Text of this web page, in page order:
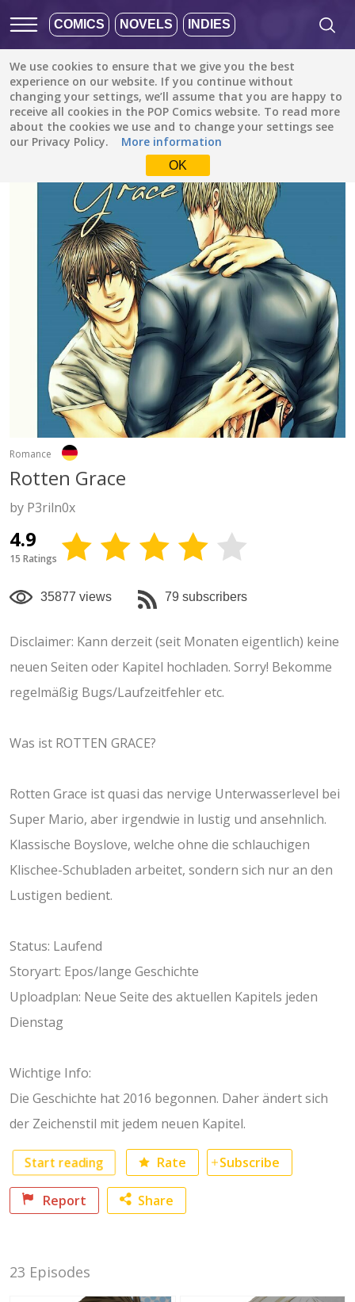
COMICS NOVELS INDIES
We use cookies to ensure that we give you the best
experience on our website. If you continue without
changing your settings, we’ll assume that you are happy to
receive all cookies in the POP Comics website. To read more
about the cookies we use and to change your settings see
our Privacy Policy.
More information
OK
All stories / Romance / Rotten Grace
Romance
Rotten Grace
by P3riln0x
4.9
15 Ratings
35877 views 79 subscribers
Disclaimer: Kann derzeit (seit Monaten eigentlich) keine
neuen Seiten oder Kapitel hochladen. Sorry! Bekomme
regelmäßig Bugs/Laufzeitfehler etc.
Was ist ROTTEN GRACE?
Rotten Grace ist quasi das nervige Unterwasserlevel bei
Super Mario, aber irgendwie in lustig und ansehnlich.
Klassische Boyslove, welche ohne die schlauchigen
Klischee-Schubladen arbeitet, sondern sich nur an den
Lustigen bedient.
Status: Laufend
Storyart: Epos/lange Geschichte
Uploadplan: Neue Seite des aktuellen Kapitels jeden
Dienstag
Wichtige Info:
Die Geschichte hat 2016 begonnen. Daher ändert sich
der Zeichenstil mit jedem neuen Kapitel.
Start reading Subscribe
Rate
Share
Twitter
Report
23 Episodes